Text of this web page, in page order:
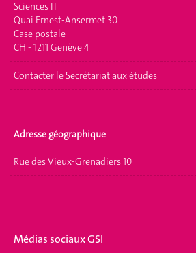
Sciences II
Quai Ernest-Ansermet 30
Case postale
CH - 1211 Genève 4
Contacter le Secrétariat aux études
Adresse géographique
Rue des Vieux-Grenadiers 10
Médias sociaux GSI